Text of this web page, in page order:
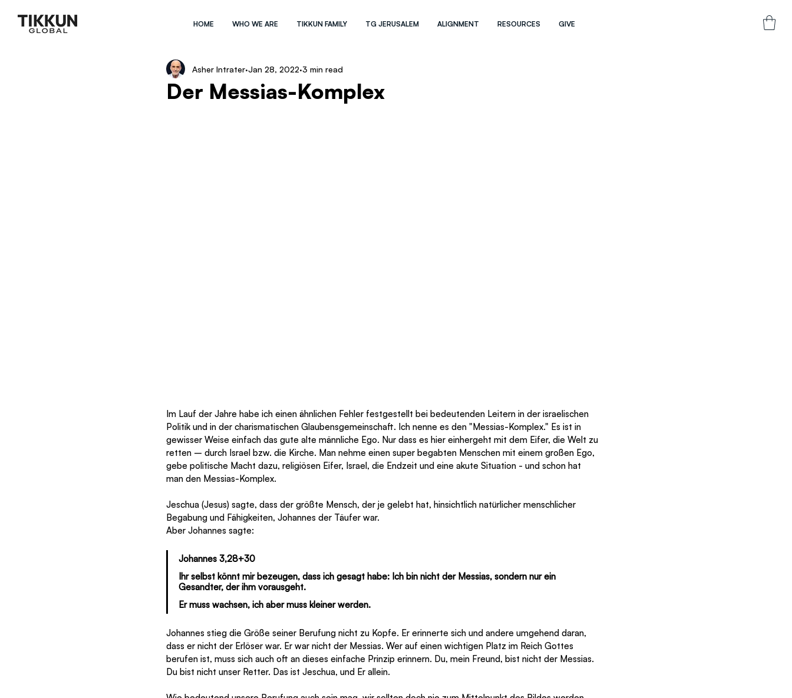
HOME WHO WE ARE TIKKUN FAMILY TG JERUSALEM ALIGNMENT RESOURCES GIVE
Der Messias-Komplex
Asher Intrater Jan 28, 2022 3 min read
Im Lauf der Jahre habe ich einen ähnlichen Fehler festgestellt bei bedeutenden Leitern in der israelischen
Politik und in der charismatischen Glaubensgemeinschaft. Ich nenne es den "Messias-Komplex." Es ist in
gewisser Weise einfach das gute alte männliche Ego. Nur dass es hier einhergeht mit dem Eifer, die Welt zu
retten – durch Israel bzw. die Kirche. Man nehme einen super begabten Menschen mit einem großen Ego,
gebe politische Macht dazu, religiösen Eifer, Israel, die Endzeit und eine akute Situation - und schon hat
man den Messias-Komplex.
Jeschua (Jesus) sagte, dass der größte Mensch, der je gelebt hat, hinsichtlich natürlicher menschlicher
Begabung und Fähigkeiten, Johannes der Täufer war.
Aber Johannes sagte:
Johannes 3,28+30
Ihr selbst könnt mir bezeugen, dass ich gesagt habe: Ich bin nicht der Messias, sondern nur ein
Gesandter, der ihm vorausgeht.
Er muss wachsen, ich aber muss kleiner werden.
Johannes stieg die Größe seiner Berufung nicht zu Kopfe. Er erinnerte sich und andere umgehend daran,
dass er nicht der Erlöser war. Er war nicht der Messias. Wer auf einen wichtigen Platz im Reich Gottes
berufen ist, muss sich auch oft an dieses einfache Prinzip erinnern. Du, mein Freund, bist nicht der Messias.
Du bist nicht unser Retter. Das ist Jeschua, und Er allein.